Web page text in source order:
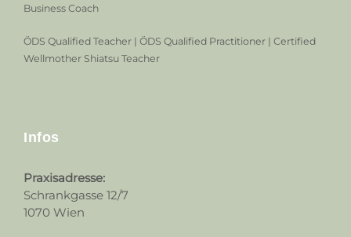
Business Coach
ÖDS Qualified Teacher | ÖDS Qualified Practitioner | Certified
Wellmother Shiatsu Teacher
Infos
Praxisadresse:
Schrankgasse 12/7
1070 Wien